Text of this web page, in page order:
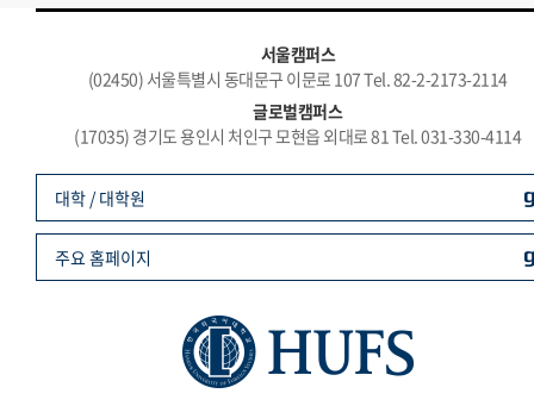
서울캠퍼스
(02450) 서울특별시 동대문구 이문로 107 Tel. 82-2-2173-2114
글로벌캠퍼스
(17035) 경기도 용인시 처인구 모현읍 외대로 81 Tel. 031-330-4114
대학 / 대학원
주요 홈페이지